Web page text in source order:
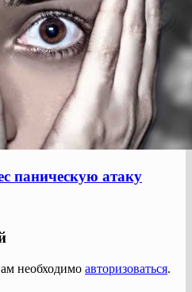
паническую атаку
необходимо авторизоваться.